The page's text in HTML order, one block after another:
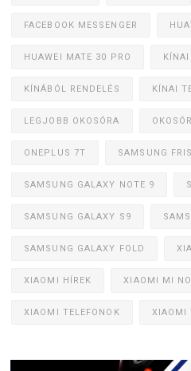
FACEBOOK MESSENGER
HUAWEI MATE 30 PRO
KÍNÁBÓL RENDELÉS KÍNAI
LEGJOBB OKOSÓRA
ONEPLUS 7T SAMSUNG
SAMSUNG GALAXY NOTE 9
SAMSUNG GALAXY S9
SAMSUNG GALAXY FOLD
XIAOMI HÍREK XIAOMI MI
XIAOMI TELEFONOK XIAOMI